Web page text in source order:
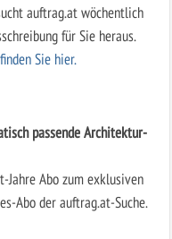
auftrag.at wöchentlich
für Sie heraus.
Sie hier.
passende Architektur-
Jahre Abo zum exklusiven
Abo der auftrag.at-Suche.